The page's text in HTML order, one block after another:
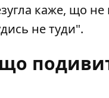
каже, що не
не туди".
що